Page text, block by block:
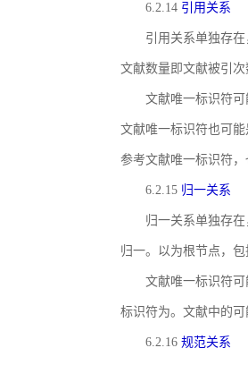
6.2.14 引用关系
引用关系单独存
文献数量即文献被引
文献唯一标识符
文献唯一标识符也可
参考文献唯一标识符
6.2.15 归一关系
归一关系单独存
归一。以为根节点，
文献唯一标识符
标识符为。文献中的
6.2.16 规范关系